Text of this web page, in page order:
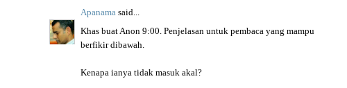
Apanama said...
Khas buat Anon 9:00. Penjelasan untuk pembaca yang mampu
berfikir dibawah.
Kenapa ianya tidak masuk akal?